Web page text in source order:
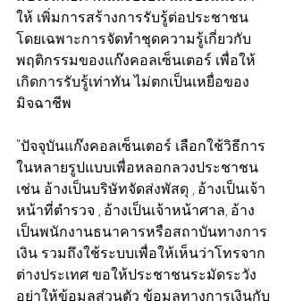
ให้ เพิ่มการสร้างการรับรู้ต่อประชาชน
โดยเฉพาะการจัดทำชุดความรู้เกี่ยวกับ
พฤติกรรมของแก๊งคอลเซ็นเตอร์ เพื่อให้
เกิดการรับรู้เท่าทัน ไม่ตกเป็นเหยื่อของ
มิจฉาชีพ
"ปัจจุบันแก๊งคอลเซ็นเตอร์ เลือกใช้วิธีการ
ในหลายรูปแบบเพื่อหลอกลวงประชาชน
เช่น อ้างเป็นบริษัทจัดส่งพัสดุ , อ้างเป็นเจ้า
หน้าที่ตำรวจ , อ้างเป็นเจ้าหน้าศาล, อ้าง
เป็นพนักงานธนาคารหรือสถาบันทางการ
เงิน รวมถึงใช้ระบบเพื่อให้เห็นว่าโทรจาก
ต่างประเทศ ขอให้ประชาชนระมัดระวัง
อย่าให้ข้อมูลส่วนตัว ข้อมูลทางการเงินกับ